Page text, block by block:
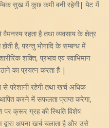
सुख में कुछ कमी बनी रहेगी| पेट में
वैमनस्य रहता है तथा व्यवसाय के क्षेत्र
है, परन्तु भोगादि के सम्बन्ध में
शक्ति, प्रभाव एवं स्वाभिमान
का प्रयत्न करता है |
से परेशानी रहेगी तथा खर्च अधिक
करने में सफलता प्राप्त करेगा,
पर क्रूर ग्रह की स्थिति विशेष
द्वारा अपना खर्च चलाता है और उसे